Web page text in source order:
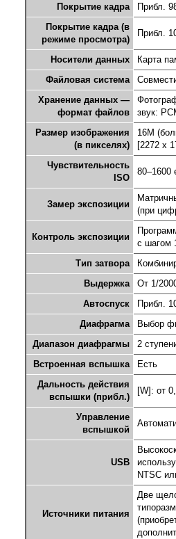
Покрытие кадра
Прибл.
Покрытие кадра (в
режиме просмотра)
Прибл.
Носители данных
Карта
Файловая система
Хранение данных —
формат файлов
звук:
Размер изображения
(в пикселях)
16M
[2272 x
Чувствительность
ISO
80–1600
Замер экспозиции
(при
Контроль экспозиции
с шагом
Тип затвора
Выдержка
От 1/
Автоспуск
Прибл.
Диафрагма
Выбор
Диапазон диафрагмы
2
Встроенная вспышка
Есть
Дальность действия
вспышки (прибл.)
[W]: от
Управление
вспышкой
USB
NTSC
Источники питания
Две